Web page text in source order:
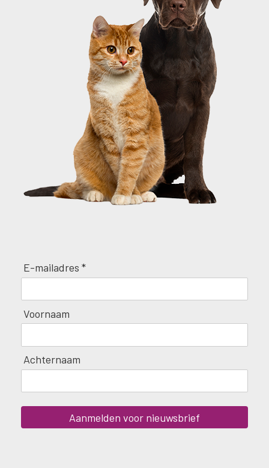
E-mailadres *
Voornaam
Achternaam
Aanmelden voor nieuwsbrief